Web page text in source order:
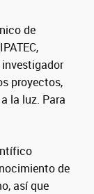
de
C,
investigador
proyectos,
la luz. Para
de
así que